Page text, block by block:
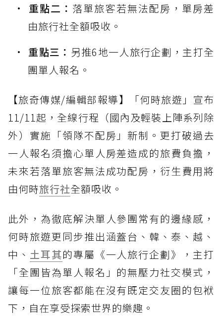
重點二： 落單旅客若無法配房，單房差
由旅行社全額吸收。
重點三： 另推6地一人旅行企劃，主打全
團單人報名。
【旅奇傳媒/編輯部報導】「何時旅遊」宣布
11/11起，全線行程（國內及輕裝上陣系列除
外）實施「領隊不配房」新制。更打破過去
一人報名須擔心單人房差造成的旅費負擔，
未來若落單旅客無法成功配房，衍生費用將
由何時旅行社全額吸收。
此外，為徹底解決單人參團常有的邊緣感，
何時旅遊更同步推出涵蓋台、韓、泰、越、
中、 土耳其的專屬《一人旅行企劃》，主打
「全團皆為單人報名」的無壓力社交模式，
讓每一位旅客都能在沒有既定交友圈的包袱
下，自在享受探索世界的樂趣。